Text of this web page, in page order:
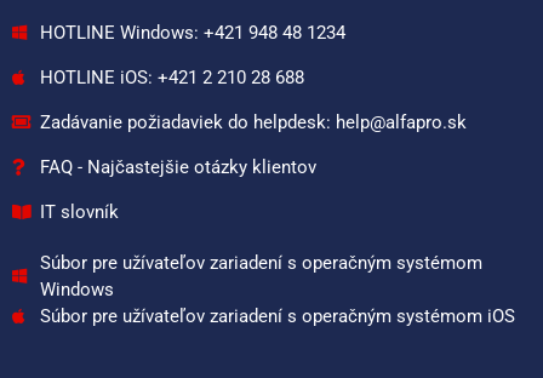
HOTLINE Windows: +421 948 48 1234
HOTLINE iOS: +421 2 210 28 688
Zadávanie požiadaviek do helpdesk: help@alfapro.sk
FAQ - Najčastejšie otázky klientov
IT slovník
Súbor pre užívateľov zariadení s operačným systémom
Windows
Súbor pre užívateľov zariadení s operačným systémom iOS